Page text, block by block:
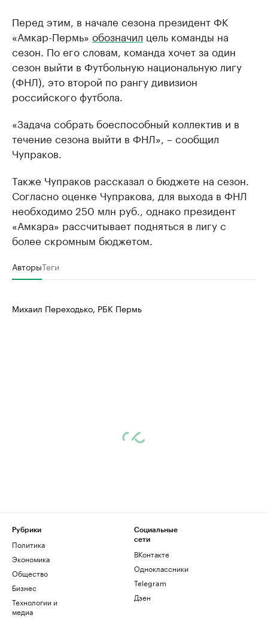
Перед этим, в начале сезона президент ФК
«Амкар-Пермь» обозначил цель команды на
сезон. По его словам, команда хочет за один
сезон выйти в Футбольную национальную лигу
(ФНЛ), это второй по рангу дивизион
российского футбола.
«Задача собрать боеспособный коллектив и в
течение сезона выйти в ФНЛ», – сообщил
Чупраков.
Также Чупраков рассказал о бюджете на сезон.
Согласно оценке Чупракова, для выхода в ФНЛ
необходимо 250 млн руб., однако президент
«Амкара» рассчитывает подняться в лигу с
более скромным бюджетом.
АвторыТеги
Михаил Переходько, РБК Пермь
Рубрики
Политика
Экономика
Общество
Бизнес
Технологии и
медиа
Социальные
сети
ВКонтакте
Одноклассники
Telegram
Дзен